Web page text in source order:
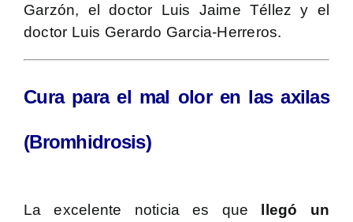
Garzón, el doctor Luis Jaime Téllez y el
doctor Luis Gerardo Garcia-Herreros.
Cura para el mal olor en las axilas
(Bromhidrosis)
La excelente noticia es que llegó un